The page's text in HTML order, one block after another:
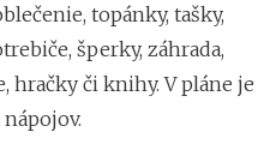
topánky, tašky,
šperky, záhrada,
hračky či knihy. V pláne je